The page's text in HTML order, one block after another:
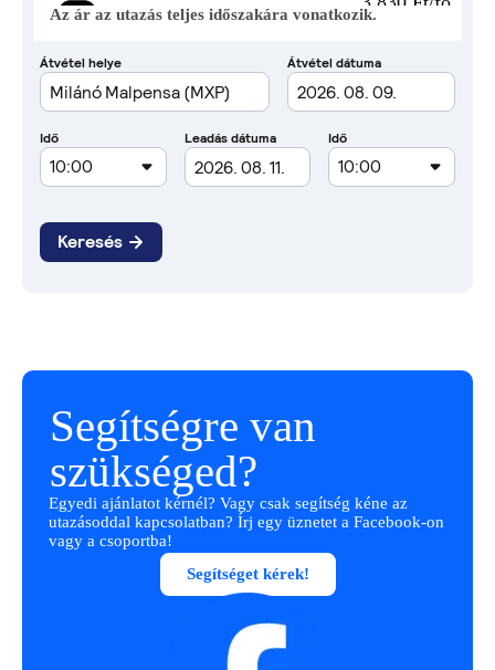
Az ár az utazás teljes időszakára vonatkozik.
Segítségre van
szükséged?
Egyedi ajánlatot kérnél? Vagy csak segítség kéne az
utazásoddal kapcsolatban? Írj egy üznetet a Facebook-on
vagy a csoportba!
Segítséget kérek!